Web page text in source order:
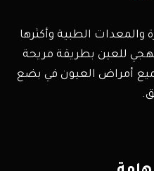
والمعدات الطبية وأكثرها
للعين بطريقة مريحة
أمراض العيون في بضع